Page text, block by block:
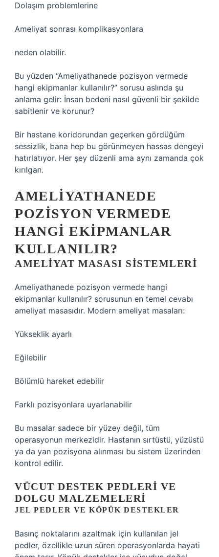
Dolaşım problemlerine
Ameliyat sonrası komplikasyonlara
neden olabilir.
Bu yüzden “Ameliyathanede pozisyon vermede
hangi ekipmanlar kullanılır?” sorusu aslında şu
anlama gelir: İnsan bedeni nasıl güvenli bir şekilde
sabitlenir ve korunur?
Bir hastane koridorundan geçerken gördüğüm
sessizlik, bana hep bu görünmeyen hassas dengeyi
hatırlatıyor. Her şey düzenli ama aynı zamanda çok
kırılgan.
AMELIYATHANEDE
POZISYON VERMEDE
HANGI EKIPMANLAR
KULLANILIR?
AMELIYAT MASASI SISTEMLERI
Ameliyathanede pozisyon vermede hangi
ekipmanlar kullanılır? sorusunun en temel cevabı
ameliyat masasıdır. Modern ameliyat masaları:
Yükseklik ayarlı
Eğilebilir
Bölümlü hareket edebilir
Farklı pozisyonlara uyarlanabilir
Bu masalar sadece bir yüzey değil, tüm
operasyonun merkezidir. Hastanın sırtüstü, yüzüstü
ya da yan pozisyona alınması bu sistem üzerinden
kontrol edilir.
VÜCUT DESTEK PEDLERI VE
DOLGU MALZEMELERI
JEL PEDLER VE KÖPÜK DESTEKLER
Basınç noktalarını azaltmak için kullanılan jel
pedler, özellikle uzun süren operasyonlarda hayati